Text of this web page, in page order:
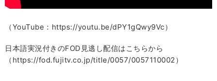
（YouTube：https://youtu.be/dPY1gQwy9Vc）
日本語実況付きのFOD見逃し配信はこちらから
（https://fod.fujitv.co.jp/title/0057/0057110002）